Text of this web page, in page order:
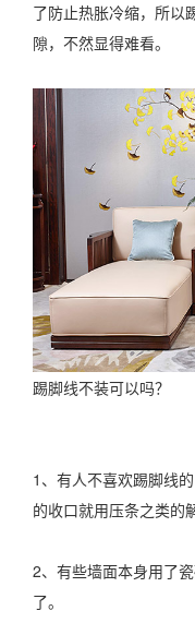
了防止热胀冷缩，所以
隙，不然显得难看。
踢脚线不装可以吗？
1、有人不喜欢踢脚线
的收口就用压条之类的
2、有些墙面本身用了
了。